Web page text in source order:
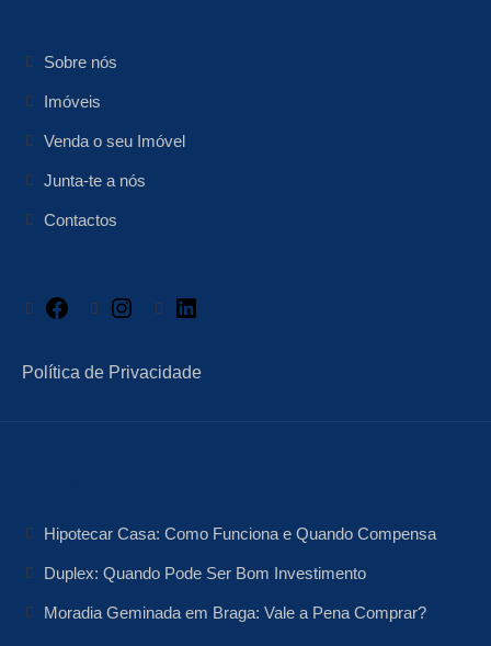
Sobre nós
Imóveis
Venda o seu Imóvel
Junta-te a nós
Contactos
Facebook Instagram
Política de Privacidade
Hipotecar Casa: Como Funciona e Quando Compensa
Duplex: Quando Pode Ser Bom Investimento
Moradia Geminada em Braga: Vale a Pena Comprar?